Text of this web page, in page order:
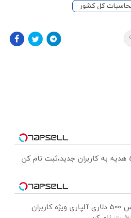
کل کشور
کن
بونوس 500 دلاری آلپاری ویژه کاربران